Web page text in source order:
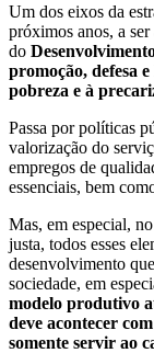
Um dos eixos da
próximos anos, a
do
promoção, defesa
pobreza e à
Passa por políticas
valorização do
empregos de
essenciais, bem
Mas, em especial,
justa, todos esses
desenvolvimento
sociedade, em
modelo produtivo
deve acontecer
somente servir ao